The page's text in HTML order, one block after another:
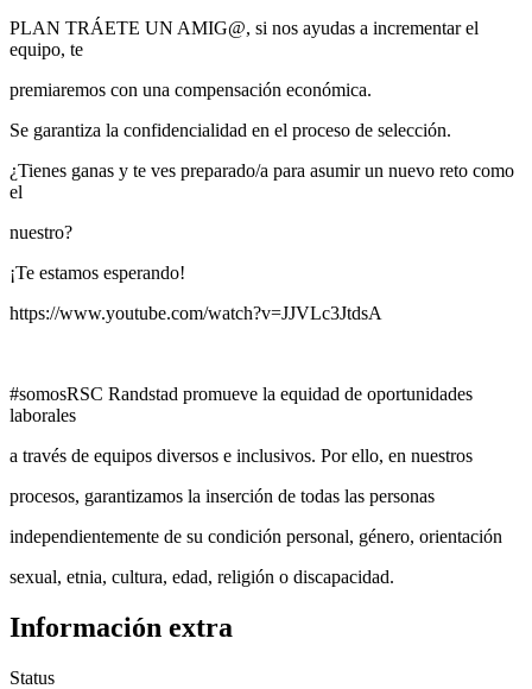
PLAN TRÁETE UN AMIG@, si nos ayudas a incrementar el
equipo, te
premiaremos con una compensación económica.
Se garantiza la confidencialidad en el proceso de selección.
¿Tienes ganas y te ves preparado/a para asumir un nuevo reto como
el
nuestro?
¡Te estamos esperando!
https://www.youtube.com/watch?v=JJVLc3JtdsA
#somosRSC Randstad promueve la equidad de oportunidades
laborales
a través de equipos diversos e inclusivos. Por ello, en nuestros
procesos, garantizamos la inserción de todas las personas
independientemente de su condición personal, género, orientación
sexual, etnia, cultura, edad, religión o discapacidad.
Información extra
Status